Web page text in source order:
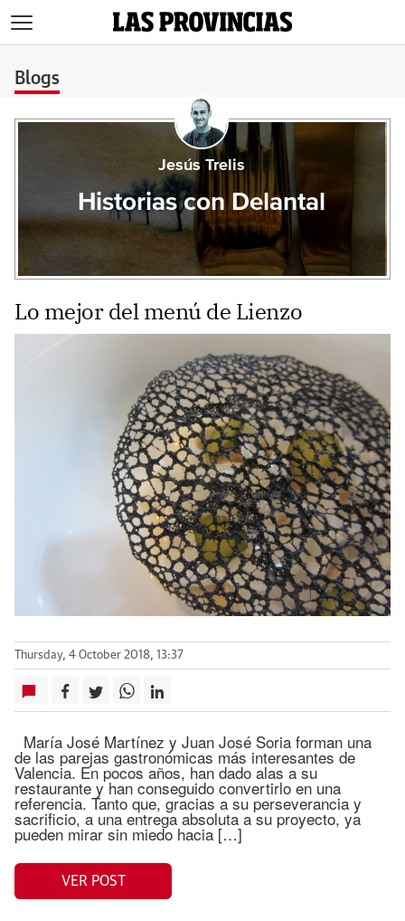
Blogs
Jesús Trelis
Historias con Delantal
Lo mejor del menú de Lienzo
Thursday, 4 October 2018, 13:37
María José Martínez y Juan José Soria forman una
de las parejas gastronómicas más interesantes de
Valencia. En pocos años, han dado alas a su
restaurante y han conseguido convertirlo en una
referencia. Tanto que, gracias a su perseverancia y
sacrificio, a una entrega absoluta a su proyecto, ya
pueden mirar sin miedo hacia […]
VER POST